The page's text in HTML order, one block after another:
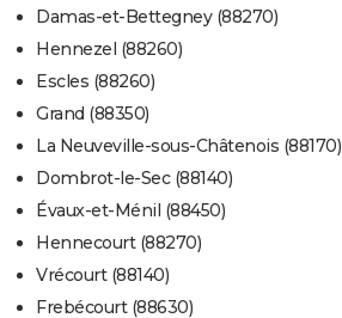
Damas-et-Bettegney (88270)
Hennezel (88260)
Escles (88260)
Grand (88350)
La Neuveville-sous-Châtenois (88170)
Dombrot-le-Sec (88140)
Évaux-et-Ménil (88450)
Hennecourt (88270)
Vrécourt (88140)
Frebécourt (88630)